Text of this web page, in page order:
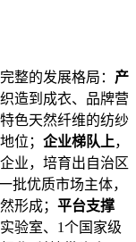
的发展格局： 产
造到成衣、品牌营
色天然纤维的纺纱
位； 企业梯队上，
业，培育出自治区
批优质市场主体，
形成； 平台支撑
验室、1个国家级